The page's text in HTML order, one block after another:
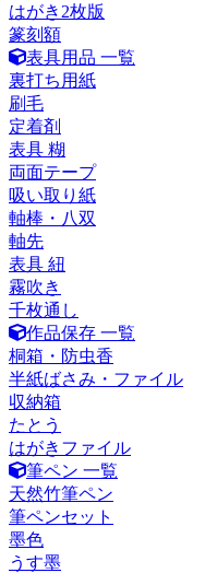
はがき2枚版
篆刻額
表具用品 一覧
裏打ち用紙
刷毛
定着剤
表具 糊
両面テープ
吸い取り紙
軸棒・八双
軸先
表具 紐
霧吹き
千枚通し
作品保存 一覧
桐箱・防虫香
半紙ばさみ・ファイル
収納箱
たとう
はがきファイル
筆ペン 一覧
天然竹筆ペン
筆ペンセット
墨色
うす墨